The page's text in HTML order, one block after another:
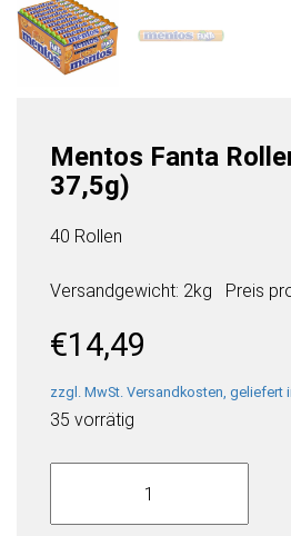
Mentos Fanta
37,5g)
40 Rollen
Versandgewicht: 2kg Preis
€14,49
zzgl. MwSt. Versandkosten, geliefert
35 vorrätig
Mentos
Rollen